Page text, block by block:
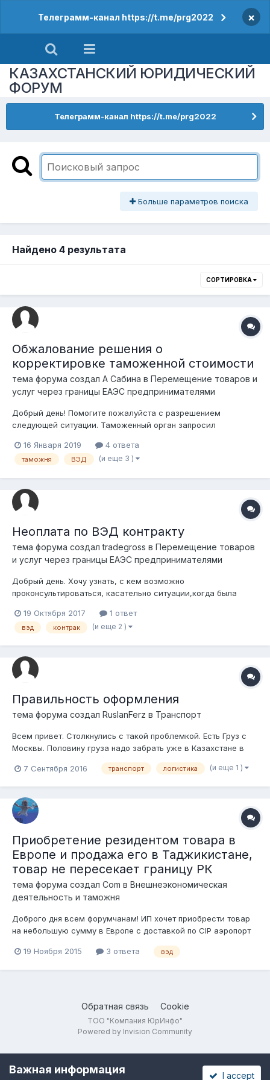
Телеграмм-канал https://t.me/prg2022 ×
КАЗАХСТАНСКИЙ ЮРИДИЧЕСКИЙ
ФОРУМ
Телеграмм-канал https://t.me/prg2022
Больше параметров поиска
Найдено 4 результата
СОРТИРОВКА
Обжалование решения о
корректировке таможенной стоимости
тема форума создал А Сабина в Перемещение товаров и
услуг через границы ЕАЭС предпринимателями
Добрый день! Помогите пожалуйста с разрешением
следующей ситуации. Таможенный орган запросил
товары - 04.10.2018г., документы по факту были
предоставлены 07.12.2018 г. , 05.12.2018 г. - вышло решение о
16 Января 2019 4 ответа
таможня ВЭД (и еще 3 )
Неоплата по ВЭД контракту
тема форума создалtradegross в Перемещение товаров
и услуг через границы ЕАЭС предпринимателями
Добрый день. Хочу узнать, с кем возможно
проконсультироваться, касательно ситуации,когда была
остаток оплаты компания покупатель так и не перечисляет.
Имеет ли смысл судиться, насколько это затратно,
19 Октября 2017 1 ответ
вэд контрак (и еще 2 )
Правильность оформления
тема форума создал RuslanFerz в Транспорт
Всем привет. Столкнулись с такой проблемкой. Есть Груз с
Москвы. Половину груза надо забрать уже в Казахстане в
будет ли каких нарушений? И как правильно заполнить СМР.
7 Сентября 2016 транспорт логистика (и еще 1 )
Приобретение резидентом товара в
Европе и продажа его в Таджикистане,
товар не пересекает границу РК
тема форума создал Com в Внешнеэкономическая
деятельность и таможня
Доброго дня всем форумчанам! ИП хочет приобрести товар
на небольшую сумму в Европе с доставкой по CIP аэропорт
товар растоможит. Получается, здесь будет нужно
19 Ноября 2015 3 ответа вэд
Обратная связь Cookie
ТОО "Компания ЮрИнфо"
Powered by Invision Community
Важная информация I accept